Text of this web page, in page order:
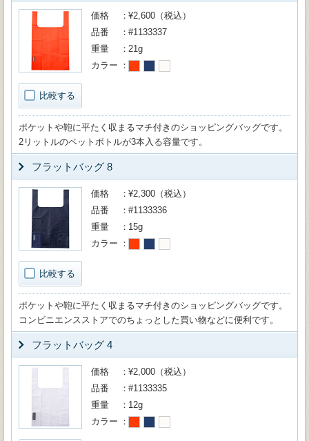
比較する
価格
¥2,600（税込）
品番
#1133337
重量
21g
カラー
ポケットや鞄に平たく収まるマチ付きのショッピングバッグです。
2リットルのペットボトルが3本入る容量です。
フラットバッグ 8
比較する
価格
¥2,300（税込）
品番
#1133336
重量
15g
カラー
ポケットや鞄に平たく収まるマチ付きのショッピングバッグです。
コンビニエンスストアでのちょっとした買い物などに便利です。
フラットバッグ 4
価格
¥2,000（税込）
品番
#1133335
重量
12g
カラー